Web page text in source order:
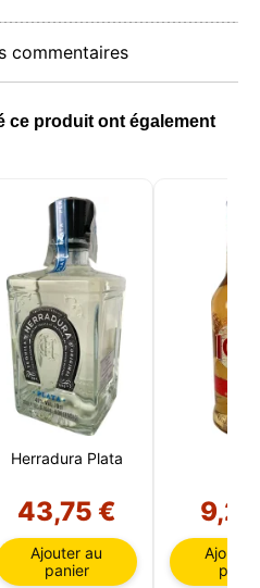
commentaires
ce produit ont également
Herradura Plata
43,75 €
Ajouter au
panier
Ajouter
choix des utilisateurs,
tout traitement non
uniquement les
les cookies que vous
votre session.